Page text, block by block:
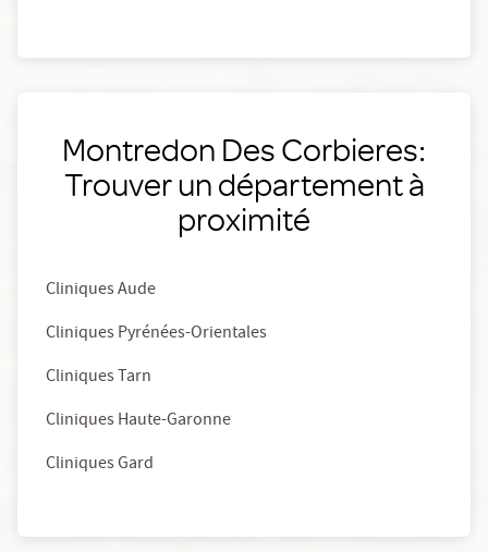
Montredon Des Corbieres:
Trouver un département à
proximité
Cliniques Aude
Cliniques Pyrénées-Orientales
Cliniques Tarn
Cliniques Haute-Garonne
Cliniques Gard